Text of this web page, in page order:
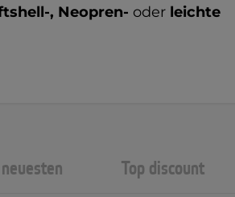
, Neopren- oder leichte
Top discount